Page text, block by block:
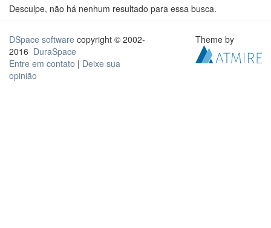
Desculpe, não há nenhum resultado para essa busca.
DSpace software copyright © 2002-
2016 DuraSpace
Entre em contato | Deixe sua
opinião
Theme by